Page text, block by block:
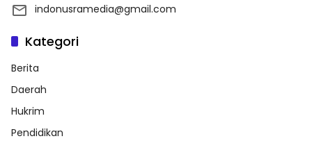
indonusramedia@gmail.com
Kategori
Berita
Daerah
Hukrim
Pendidikan